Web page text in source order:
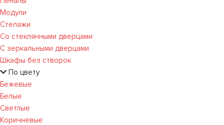
Модули
Стелажи
Со стеклянными дверцами
С зеркальными дверцами
Шкафы без створок
По цвету
Бежевые
Белые
Светлые
Коричневые